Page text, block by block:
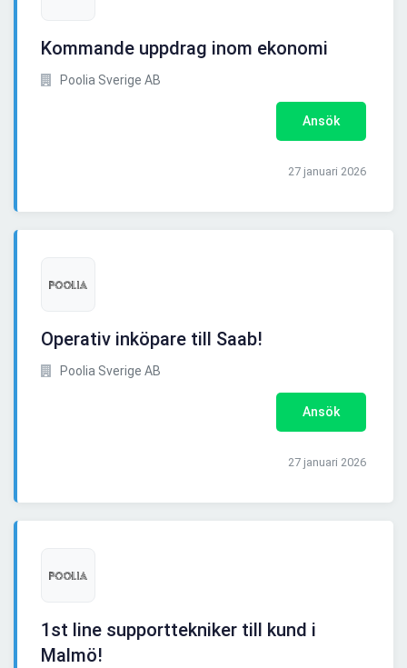
Kommande uppdrag inom ekonomi
Poolia Sverige AB
Ansök
27 januari 2026
Operativ inköpare till Saab!
Poolia Sverige AB
Ansök
27 januari 2026
1st line supporttekniker till kund i
Malmö!